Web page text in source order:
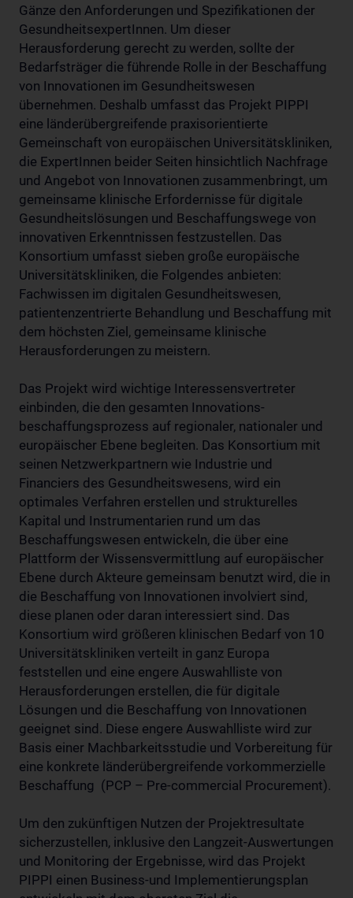
Gänze den Anforderungen und Spezifikationen der
GesundheitsexpertInnen. Um dieser
Herausforderung gerecht zu werden, sollte der
Bedarfsträger die führende Rolle in der Beschaffung
von Innovationen im Gesundheitswesen
übernehmen. Deshalb umfasst das Projekt PIPPI
eine länderübergreifende praxisorientierte
Gemeinschaft von europäischen Universitätskliniken,
die ExpertInnen beider Seiten hinsichtlich Nachfrage
und Angebot von Innovationen zusammenbringt, um
gemeinsame klinische Erfordernisse für digitale
Gesundheitslösungen und Beschaffungswege von
innovativen Erkenntnissen festzustellen. Das
Konsortium umfasst sieben große europäische
Universitätskliniken, die Folgendes anbieten:
Fachwissen im digitalen Gesundheitswesen,
patientenzentrierte Behandlung und Beschaffung mit
dem höchsten Ziel, gemeinsame klinische
Herausforderungen zu meistern.
Das Projekt wird wichtige Interessensvertreter
einbinden, die den gesamten Innovations-
beschaffungsprozess auf regionaler, nationaler und
europäischer Ebene begleiten. Das Konsortium mit
seinen Netzwerkpartnern wie Industrie und
Financiers des Gesundheitswesens, wird ein
optimales Verfahren erstellen und strukturelles
Kapital und Instrumentarien rund um das
Beschaffungswesen entwickeln, die über eine
Plattform der Wissensvermittlung auf europäischer
Ebene durch Akteure gemeinsam benutzt wird, die in
die Beschaffung von Innovationen involviert sind,
diese planen oder daran interessiert sind. Das
Konsortium wird größeren klinischen Bedarf von 10
Universitätskliniken verteilt in ganz Europa
feststellen und eine engere Auswahlliste von
Herausforderungen erstellen, die für digitale
Lösungen und die Beschaffung von Innovationen
geeignet sind. Diese engere Auswahlliste wird zur
Basis einer Machbarkeitsstudie und Vorbereitung für
eine konkrete länderübergreifende vorkommerzielle
Beschaffung (PCP – Pre-commercial Procurement).
Um den zukünftigen Nutzen der Projektresultate
sicherzustellen, inklusive den Langzeit-Auswertungen
und Monitoring der Ergebnisse, wird das Projekt
PIPPI einen Business-und Implementierungsplan